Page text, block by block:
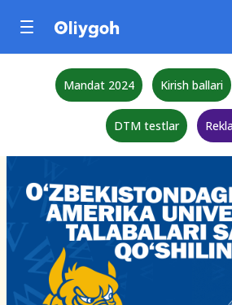
Mandat 2024 Kirish ballari
DTM testlar